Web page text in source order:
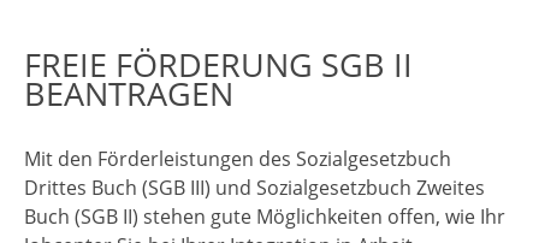
FREIE FÖRDERUNG SGB II
BEANTRAGEN
Mit den Förderleistungen des Sozialgesetzbuch
Drittes Buch (SGB III) und Sozialgesetzbuch Zweites
Buch (SGB II) stehen gute Möglichkeiten offen, wie Ihr